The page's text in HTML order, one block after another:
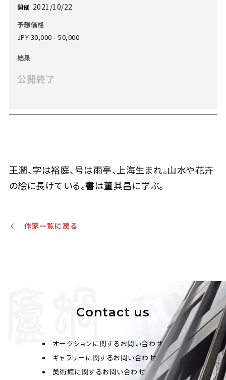
王潤、字は裕庭、号は雨亭、上海生まれ。山水や花卉
の絵に長けている。書は董其昌に学ぶ。
開催 2021/10/22
予想価格
JPY 30,000 - 50,000
結果
公開終了
作家一覧に戻る
Contact us
オークションに関するお問い合わせ
ギャラリーに関するお問い合わせ
美術館に関するお問い合わせ